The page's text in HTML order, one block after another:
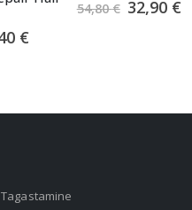
€Praegune
54,80€ Algne
hind
32,90 €
Tagastamine